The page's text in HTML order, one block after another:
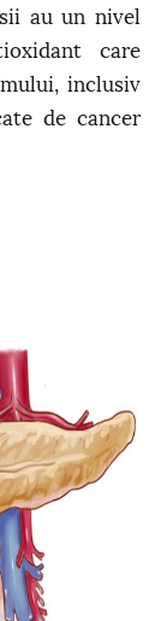
au un nivel
care
inclusiv
de cancer